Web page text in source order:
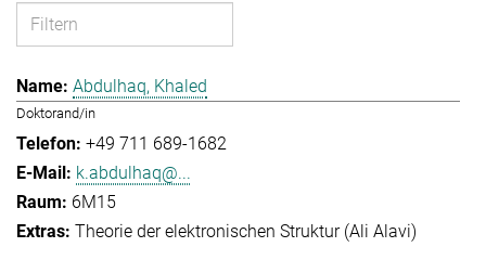
Abdulhaq, Khaled
Doktorand/in
+49 711 689-1682
k.abdulhaq@...
6M15
Theorie der elektronischen Struktur (Ali Alavi)